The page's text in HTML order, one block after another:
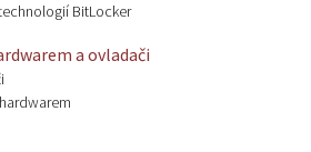
BitLocker
a ovladači